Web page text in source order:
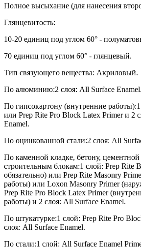
Полное высыхание (для нанесения
Глянцевитость:
10-20 единиц под углом 60° -
70 единиц под углом 60° - глянцевый.
Тип связующего вещества: Акриловый.
По алюминию:2 слоя: All Surface Enamel.
По гипсокартону (внутренние
или Prep Rite Pro Block Latex Primer и 2
Enamel.
По оцинкованной стали:2 слоя: All
По каменной кладке, бетону, цементной
строительным блокам:1 слой: Prep Rite
обязательно) или Prep Rite Masonry
работы) или Loxon Masonry Primer
Prep Rite Pro Block Latex Primer
работы) и 2 слоя: All Surface Enamel.
По штукатурке:1 слой: Prep Rite Pro
слоя: All Surface Enamel.
По стали:1 слой: All Surface Enamel